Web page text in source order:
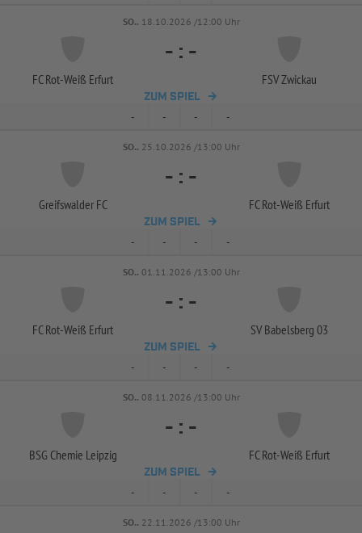
SO.. 18.10.2026 /12:00 Uhr
FC Rot-Weiß Erfurt
- : -
FSV Zwickau
ZUM SPIEL
- - - -
SO.. 25.10.2026 /13:00 Uhr
Greifswalder FC
- : -
FC Rot-Weiß Erfurt
ZUM SPIEL
- - - -
SO.. 01.11.2026 /13:00 Uhr
FC Rot-Weiß Erfurt
- : -
SV Babelsberg 03
ZUM SPIEL
- - - -
SO.. 08.11.2026 /13:00 Uhr
BSG Chemie Leipzig
- : -
FC Rot-Weiß Erfurt
ZUM SPIEL
- - - -
SO.. 22.11.2026 /13:00 Uhr